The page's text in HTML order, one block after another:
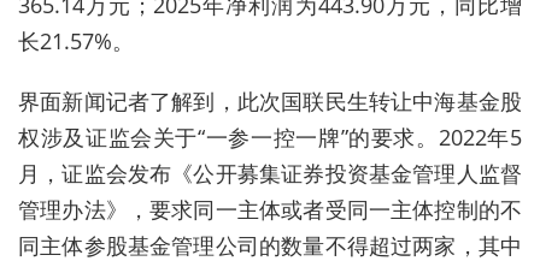
长21.57%。
界面新闻记者了解到，此次国联民生转让中海基金股
权涉及证监会关于“一参一控一牌”的要求。2022年5
月，证监会发布《公开募集证券投资基金管理人监督
管理办法》，要求同一主体或者受同一主体控制的不
同主体参股基金管理公司的数量不得超过两家，其中